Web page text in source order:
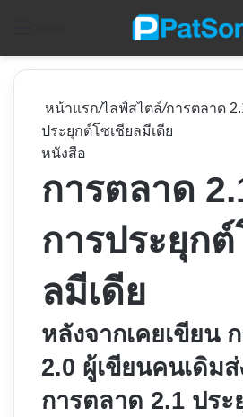
หน้าแรก/ไลฟ์สไตล์/การตลาด
ประยุกต์โซเชียลมีเดีย
หนังสือ
การตลาด
การประยุกต์
ลมีเดีย
หลังจากเคยเขียน
2.0 ผู้เขียนคนเดิมส่
การตลาด 2.1 ประ